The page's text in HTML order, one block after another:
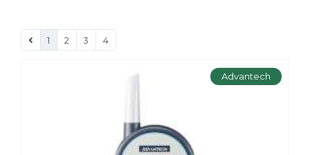
1 2 3 4
Advantech